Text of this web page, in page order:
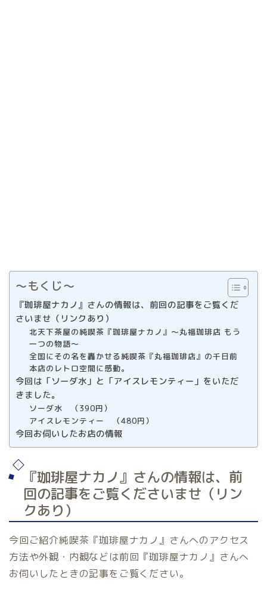
〜もくじ〜
『珈琲屋ナカノ』さんの情報は、前回の記事をご覧くだ
さいませ（リンクあり）
北天下茶屋の純喫茶『珈琲屋ナカノ』〜丸福珈琲店 もう
一つの物語〜
全国にその名を轟かせる純喫茶『丸福珈琲店』の千日前
本店のレトロ空間に感動。
今回は「ソーダ水」と「アイスレモンティー」をいただ
きました。
ソーダ水 （390円）
アイスレモンティー （480円）
今回お伺いしたお店の情報
『珈琲屋ナカノ』さんの情報は、前
回の記事をご覧くださいませ（リン
クあり）
今回ご紹介純喫茶『珈琲屋ナカノ』さんへのアクセス
方法や外観・内観などは前回『珈琲屋ナカノ』さんへ
お伺いしたときの記事をご覧ください。